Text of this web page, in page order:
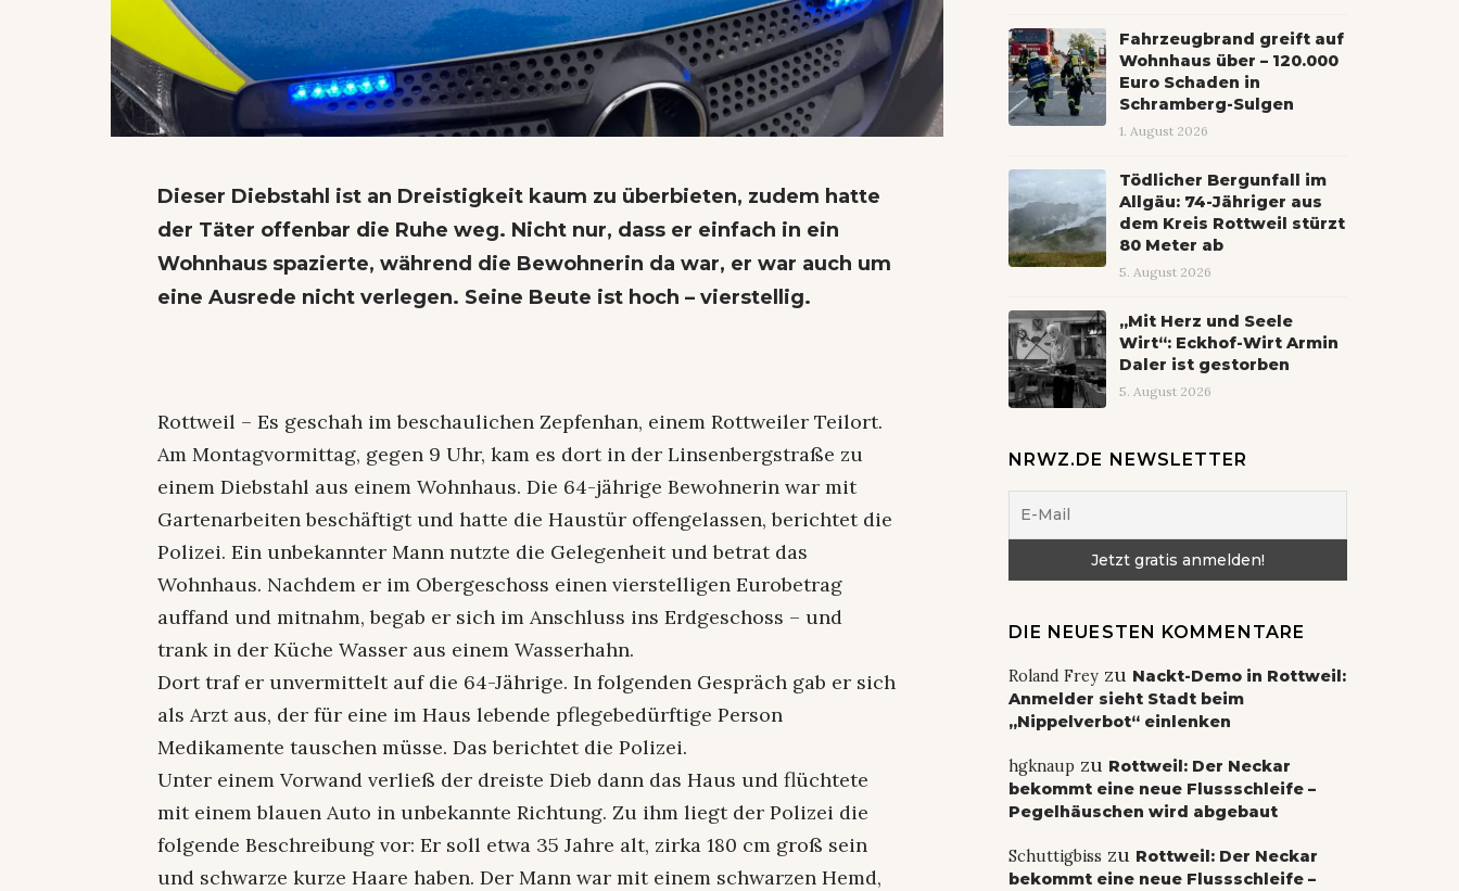
Dieser Diebstahl ist an Dreistigkeit kaum zu überbieten, zudem hatte
der Täter offenbar die Ruhe weg. Nicht nur, dass er einfach in ein
Wohnhaus spazierte, während die Bewohnerin da war, er war auch um
eine Ausrede nicht verlegen. Seine Beute ist hoch – vierstellig.
Rottweil – Es geschah im beschaulichen Zepfenhan, einem Rottweiler Teilort.
Am Montagvormittag, gegen 9 Uhr, kam es dort in der Linsenbergstraße zu
einem Diebstahl aus einem Wohnhaus. Die 64-jährige Bewohnerin war mit
Gartenarbeiten beschäftigt und hatte die Haustür offengelassen, berichtet die
Polizei. Ein unbekannter Mann nutzte die Gelegenheit und betrat das
Wohnhaus. Nachdem er im Obergeschoss einen vierstelligen Eurobetrag
auffand und mitnahm, begab er sich im Anschluss ins Erdgeschoss – und
trank in der Küche Wasser aus einem Wasserhahn.
Dort traf er unvermittelt auf die 64-Jährige. In folgenden Gespräch gab er sich
als Arzt aus, der für eine im Haus lebende pflegebedürftige Person
Medikamente tauschen müsse. Das berichtet die Polizei.
Unter einem Vorwand verließ der dreiste Dieb dann das Haus und flüchtete
mit einem blauen Auto in unbekannte Richtung. Zu ihm liegt der Polizei die
folgende Beschreibung vor: Er soll etwa 35 Jahre alt, zirka 180 cm groß sein
und schwarze kurze Haare haben. Der Mann war mit einem schwarzen Hemd,
Fahrzeugbrand greift auf
Wohnhaus über – 120.000
Euro Schaden in
Schramberg-Sulgen
1. August 2026
Tödlicher Bergunfall im
Allgäu: 74-Jähriger aus
dem Kreis Rottweil stürzt
80 Meter ab
5. August 2026
„Mit Herz und Seele
Wirt“: Eckhof-Wirt Armin
Daler ist gestorben
5. August 2026
NRWZ.DE NEWSLETTER
DIE NEUESTEN KOMMENTARE
Roland Freyzu Nackt-Demo in Rottweil:
Anmelder sieht Stadt beim
„Nippelverbot“ einlenken
hgknaupzu Rottweil: Der Neckar
bekommt eine neue Flussschleife –
Pegelhäuschen wird abgebaut
Schuttigbiss zu Rottweil: Der Neckar
bekommt eine neue Flussschleife –